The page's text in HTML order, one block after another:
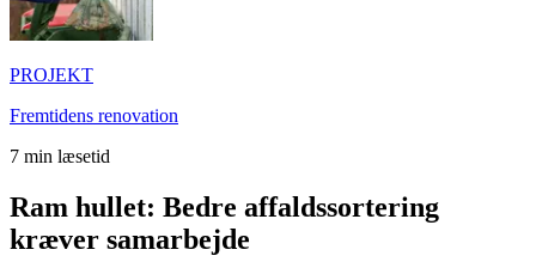
PROJEKT
Fremtidens renovation
7 min læsetid
Ram hullet: Bedre affaldssortering
kræver samarbejde